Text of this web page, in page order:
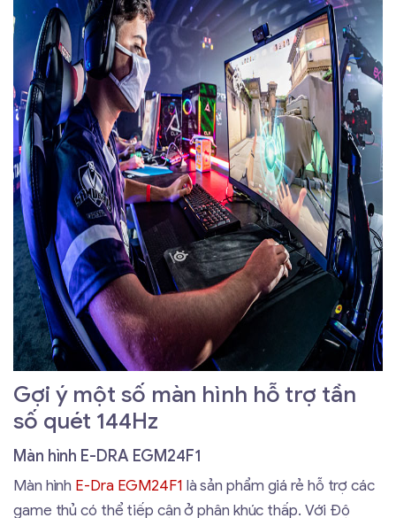
Gợi ý một số màn hình hỗ trợ tần
số quét 144Hz
Màn hình E-DRA EGM24F1
Màn hình E-Dra EGM24F1 là sản phẩm giá rẻ hỗ trợ các
game thủ có thể tiếp cận ở phân khúc thấp. Với Độ